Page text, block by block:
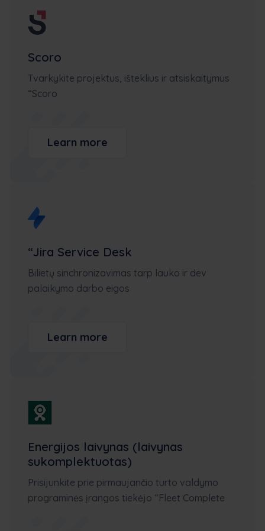
Scoro
Tvarkykite projektus, išteklius ir atsiskaitymus
“Scoro
Learn more
“Jira Service Desk
Bilietų sinchronizavimas tarp lauko ir dev
palaikymo darbo eigos
Learn more
Energijos laivynas (laivynas
sukomplektuotas)
Prisijunkite prie pirmaujančio turto valdymo
programinės įrangos tiekėjo “Fleet Complete